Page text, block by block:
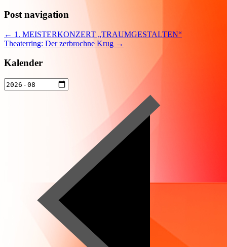
Post navigation
← 1. MEISTERKONZERT „TRAUMGESTALTEN“
Theaterring: Der zerbrochne Krug →
Kalender